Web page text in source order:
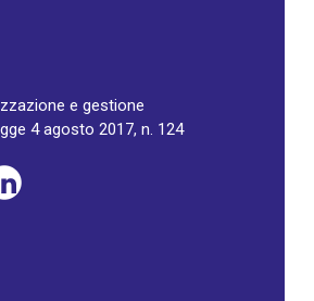
e gestione
4 agosto 2017, n. 124